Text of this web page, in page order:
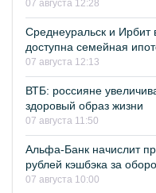
07 августа 12:28
Среднеуральск и Ирбит
доступна семейная
07 августа 12:13
ВТБ: россияне
здоровый образ жизни
07 августа 11:50
Альфа-Банк начислит
рублей кэшбэка за
07 августа 10:00